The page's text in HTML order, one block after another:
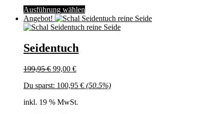
werden
Ausführung wählen
Produkt
weist
auf
Angebot!
Seidentuch
199,95€ Ursprünglicher
war:
99,00 €Aktueller
ist:
Du sparst: 100,95 € (50.5%)
inkl. 19 % MwSt.